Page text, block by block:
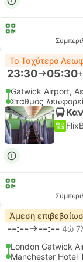
Το Ταχύτερο
23:30 05:30
Gatwick Airport,
Σταθμός
Άμεση
--:-- --:-- 4ώ
London Gatwick
Manchester Hotel